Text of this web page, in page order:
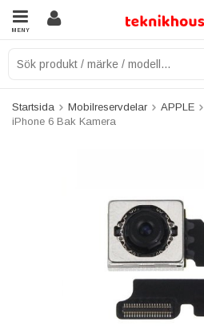
MENY
Startsida Mobilreservdelar APPLE
iPhone 6 Bak Kamera